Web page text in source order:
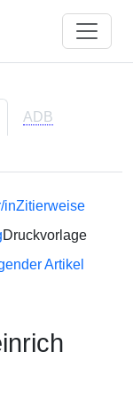
ADB
inZitierweise
Druckvorlage
Artikel